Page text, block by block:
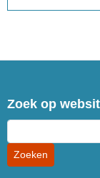
Zoek op